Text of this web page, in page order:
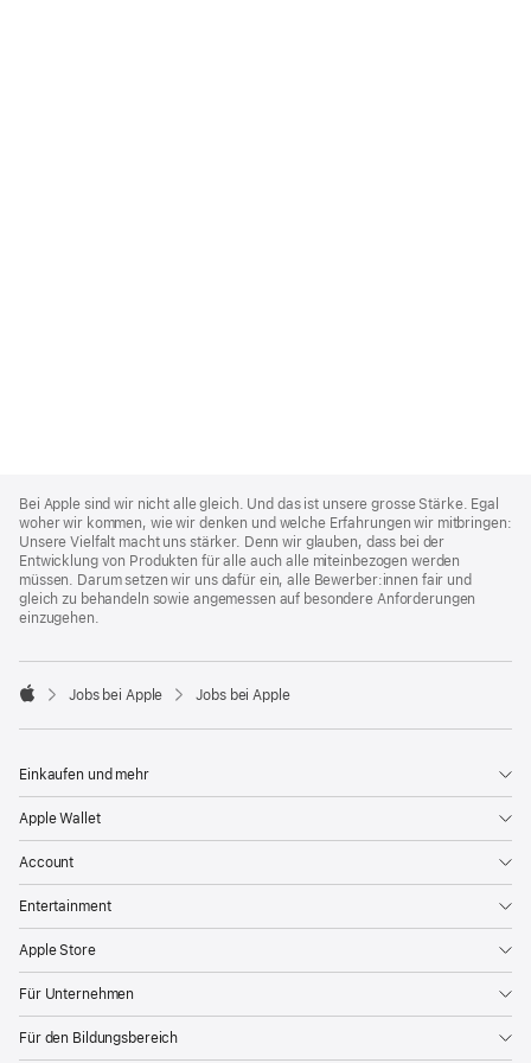
Footer
Bei Apple sind wir nicht alle gleich. Und das ist unsere grosse Stärke. Egal
woher wir kommen, wie wir denken und welche Erfahrungen wir mitbringen:
Unsere Vielfalt macht uns stärker. Denn wir glauben, dass bei der
Entwicklung von Produkten für alle auch alle miteinbezogen werden
müssen. Darum setzen wir uns dafür ein, alle Bewerber:innen fair und
gleich zu behandeln sowie angemessen auf besondere Anforderungen
einzugehen.

Jobs bei Apple Jobs bei Apple
Einkaufen und mehr
Apple Wallet
Account
Entertainment
Apple Store
Für Unternehmen
Für den Bildungsbereich